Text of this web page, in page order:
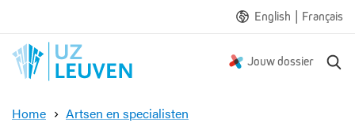
English | Français
Jouw dossier
Home Artsen en specialisten